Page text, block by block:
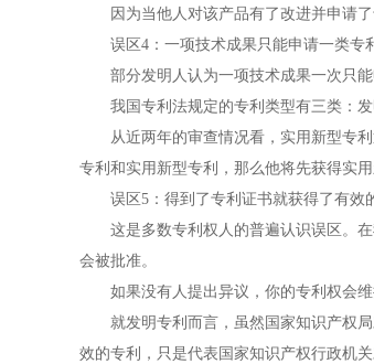
因为当他人对该产品有了改进并申请了
误区4：一项技术成果只能申请一类专
部分发明人认为一项技术成果一次只能
我国专利法规定的专利类型有三类：发
从近两年的审查情况看，实用新型专利
专利和实用新型专利，那么他将先获得实
误区5：得到了专利证书就获得了有效的
这是多数专利权人的普遍认识误区。在
会被批准。
如果没有人提出异议，你的专利权会维
就发明专利而言，虽然国家知识产权局
效的专利，只是代表国家知识产权行政机关